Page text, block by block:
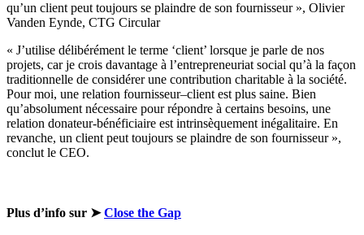
qu’un client peut toujours se plaindre de son fournisseur», Olivier
Vanden Eynde, CTG Circular
« J’utilise délibérément le terme ‘client’ lorsque je parle de nos
projets, car je crois davantage à l’entrepreneuriat social qu’à la façon
traditionnelle de considérerune contribution charitable à la société.
Pour moi, une relation fournisseur–client est plus saine. Bien
qu’absolument nécessaire pour répondre à certains besoins, une
relation donateur-bénéficiaire est intrinsèquement inégalitaire. En
revanche, un client peut toujours se plaindre de son fournisseur»,
conclut le CEO.
Plus d’info sur ➤Close the Gap